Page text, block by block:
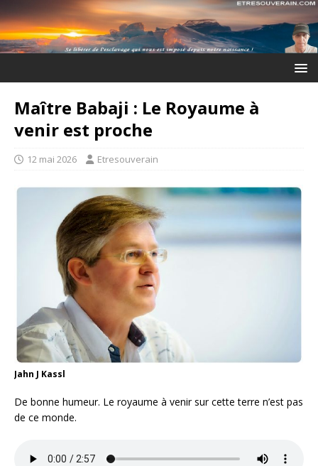
Maître Babaji : Le Royaume à
venir est proche
12 mai 2026 Etresouverain
Jahn J Kassl
De bonne humeur. Le royaume à venir sur cette terre n’est pas
de ce monde.